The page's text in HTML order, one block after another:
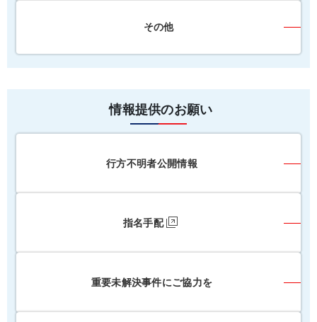
その他
情報提供のお願い
行方不明者公開情報
指名手配
重要未解決事件にご協力を